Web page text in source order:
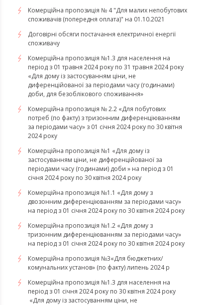
Комерційна пропозиція № 4 "Для малих непобутових
споживачів (попередня оплата)" на 01.10.2021
Договірні обсяги постачання електричної енергії
споживачу
Комерційна пропозиція №1.3 для населення на
період з 01 травня 2024 року по 31 травня 2024 року
«Для дому із застосуванням ціни, не
диференційованої за періодами часу (годинами)
доби, для безоблікового споживання»
Комерційна пропозиція № 2.2 «Для побутових
потреб (по факту) з тризонним диференціюванням
за періодами часу» з 01 січня 2024 року по 30 квітня
2024 року
Комерційна пропозиція №1 «Для дому із
застосуванням ціни, не диференційованої за
періодами часу (годинами) доби » на період з 01
січня 2024 року по 30 квітня 2024 року
Комерційна пропозиція №1.1 «Для дому з
двозонним диференціюванням за періодами часу»
на період з 01 січня 2024 року по 30 квітня 2024 року
Комерційна пропозиція №1.2 «Для дому з
тризонним диференціюванням за періодами часу»
на період з 01 січня 2024 року по 30 квітня 2024 року
Комерційна пропозиція №3«Для бюджетних/
комунальних установ» (по факту) липень 2024 р
Комерційна пропозиція №1.3 для населення на
період з 01 січня 2024 року по 30 квітня 2024 року
«Для дому із застосуванням ціни, не